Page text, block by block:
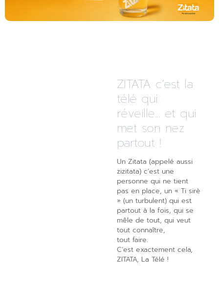
ZITATA c’est la
télé qui
réveille... et qui
met son nez
partout !
Un Zitata (appelé aussi
zizitata) c’est une
personne qui ne tient
pas en place, un « Ti sirè
» (un turbulent) qui est
partout à la fois, qui se
mêle de tout, qui veut
tout connaître,
tout faire.
C’est exactement cela,
ZITATA, La Télé !